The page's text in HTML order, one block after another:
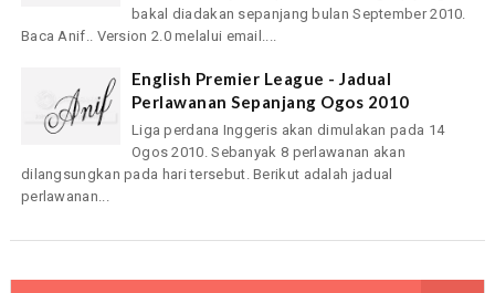
bakal diadakan sepanjang bulan September 2010.
Baca Anif.. Version 2.0 melalui email....
English Premier League - Jadual
Perlawanan Sepanjang Ogos 2010
Liga perdana Inggeris akan dimulakan pada 14
Ogos 2010. Sebanyak 8 perlawanan akan
dilangsungkan pada hari tersebut. Berikut adalah jadual
perlawanan...